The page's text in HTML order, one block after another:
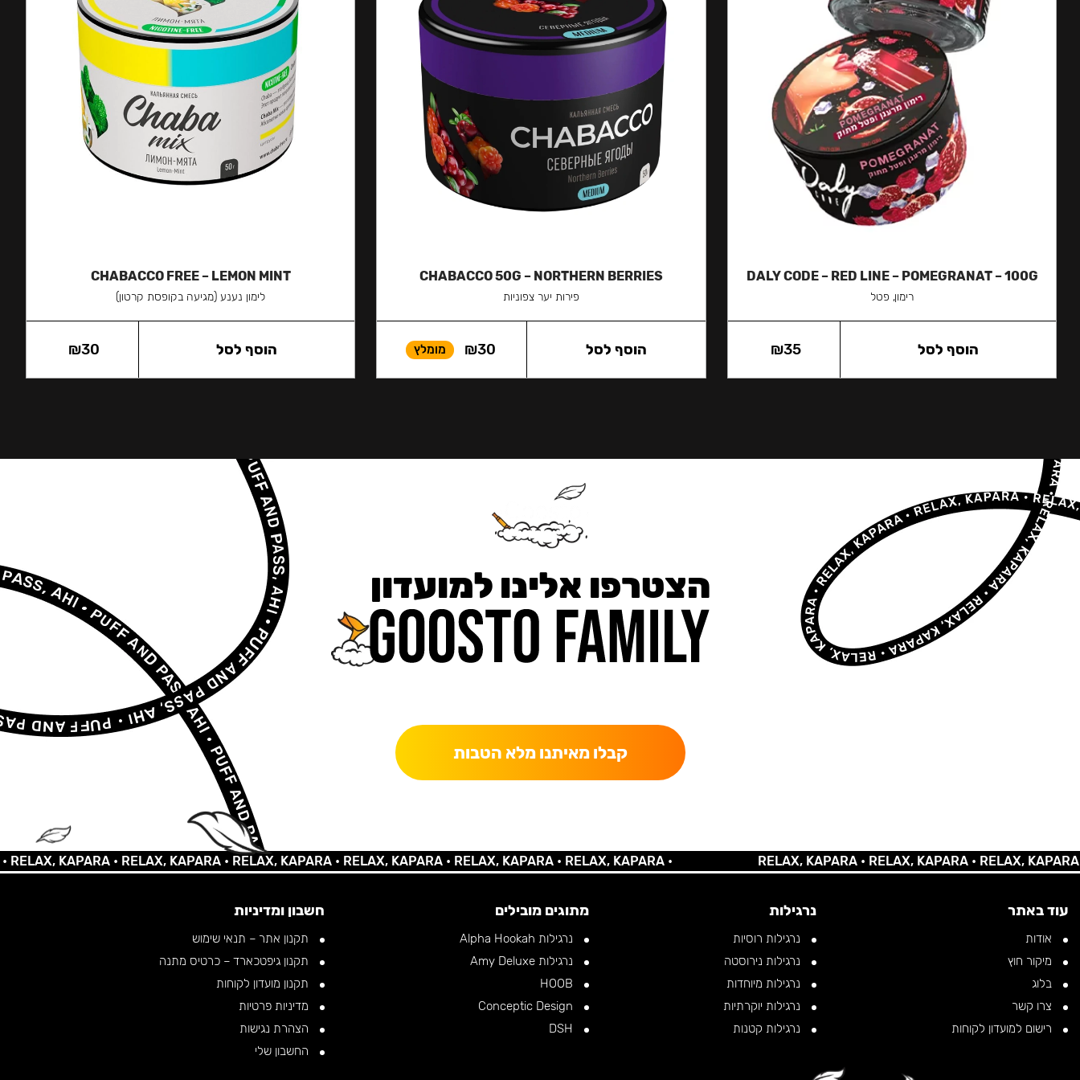
DALY CODE – RED LINE – POMEGRANAT – 100G
רימון, פטל
₪35 הוסף לסל
CHABACCO 50G – NORTHERN BERRIES
פירות יער צפוניות
₪30 מומלץ הוסף לסל
CHABACCO FREE – LEMON MINT
לימון נענע (מגיעה בקופסת קרטון)
₪30 הוסף לסל
הצטרפו אלינו למועדון
קבלו מאיתנו מלא הטבות
KAPARA •RELAX, KAPARA •RELAX, KAPARA •RELAX, KAPARA •RELAX, KAPARA •RELAX, KAPARA • RELAX, KAPARA •RELAX, KAPARA •RELAX, KAPARA •
עוד באתר
אודות
מיקור חוץ
בלוג
צרו קשר
רישום למועדון לקוחות
נרגילות
נרגילות רוסיות
נרגילות נירוסטה
נרגילות מיוחדות
נרגילות יוקרתיות
נרגילות קטנות
מתוגים מובילים
נרגילות Alpha Hookah
נרגילות Amy Deluxe
חשבון ומדיניות
תקנון אתר – תנאי שימוש
תקנון גיפטכארד – כרטיס מתנה
תקנון מועדון לקוחות
מדיניות פרטיות
הצהרת נגישות
החשבון שלי